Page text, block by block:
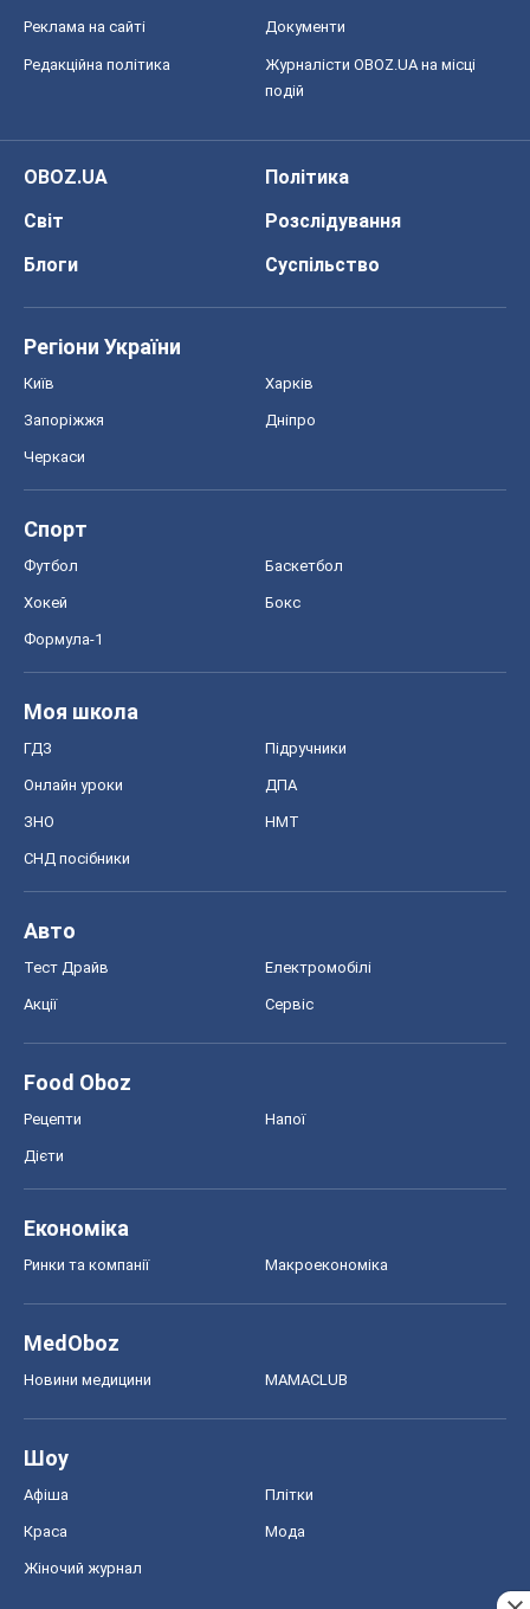
Реклама на сайті Документи
Редакційна політика
Журналісти OBOZ.UA на місці
подій
OBOZ.UA
Політика
Світ
Розслідування
Блоги
Суспільство
Регіони України
Київ Харків
Запоріжжя Дніпро
Черкаси
Спорт
Футбол Баскетбол
Хокей Бокс
Формула-1
Моя школа
ГДЗ Підручники
Онлайн уроки ДПА
ЗНО НМТ
СНД посібники
Авто
Тест Драйв Електромобілі
Акції Сервіс
Food Oboz
Рецепти Напої
Дієти
Економіка
Ринки та компанії Макроекономіка
MedOboz
Новини медицини MAMACLUB
Шоу
Афіша Плітки
Краса Мода
Жіночий журнал